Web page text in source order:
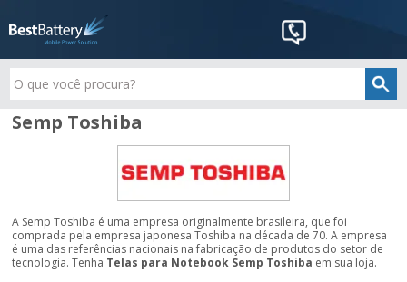
Semp Toshiba
A Semp Toshiba é uma empresa originalmente brasileira, que foi
comprada pela empresa japonesa Toshiba na década de 70. A empresa
é uma das referências nacionais na fabricação de produtos do setor de
tecnologia. Tenha Telas para Notebook Semp Toshiba em sua loja.